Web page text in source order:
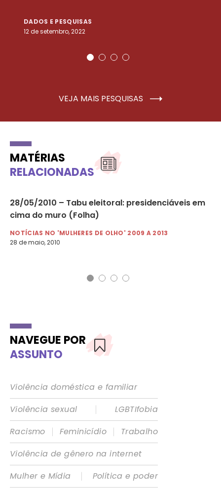
DADOS E PESQUISAS
12 de setembro, 2022
VEJA MAIS PESQUISAS
MATÉRIAS
RELACIONADAS
28/05/2010 – Tabu eleitoral: presidenciáveis em
cima do muro (Folha)
NOTÍCIAS NO 'MULHERES DE OLHO' 2009 A 2013
28 de maio, 2010
NAVEGUE POR
ASSUNTO
Violência doméstica e familiar
Violência sexual
|
LGBTIfobia
Racismo
| Feminicídio |
Trabalho
Violência de gênero na internet
Mulher e Mídia
|
Política e poder